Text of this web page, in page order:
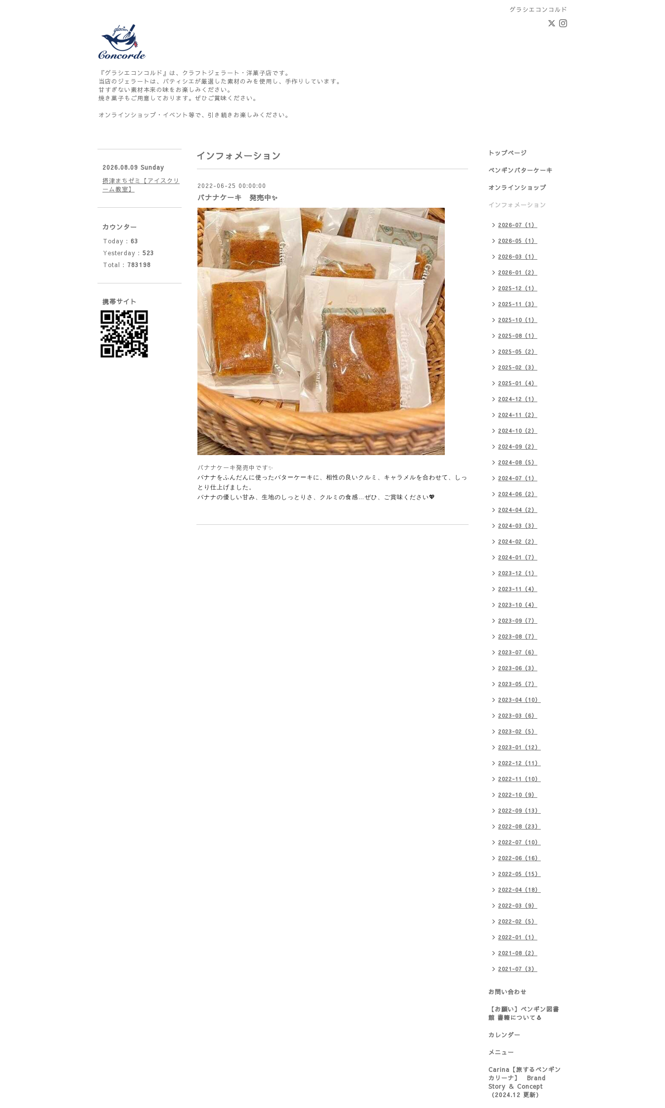
グラシエコンコルド
『グラシエコンコルド』は、クラフトジェラート・洋菓子店です。
当店のジェラートは、パティシエが厳選した素材のみを使用し、手作りしています。
甘すぎない素材本来の味をお楽しみください。
焼き菓子もご用意しております。ぜひご賞味ください。
オンラインショップ・イベント等で、引き続きお楽しみください。
インフォメーション
2022-06-25 00:00:00
バナナケーキ 発売中✨
バナナケーキ発売中です✨
バナナをふんだんに使ったバターケーキに、相性の良いクルミ、キャラメルを合わせて、しっ
とり仕上げました。
バナナの優しい甘み、生地のしっとりさ、クルミの食感…ぜひ、ご賞味ください💖
トップページ
ペンギンバターケーキ
オンラインショップ
インフォメーション
2026-07（1）
2026-05（1）
2026-03（1）
2026-01（2）
2025-12（1）
2025-11（3）
2025-10（1）
2025-08（1）
2025-05（2）
2025-02（3）
2025-01（4）
2024-12（1）
2024-11（2）
2024-10（2）
2024-09（2）
2024-08（5）
2024-07（1）
2024-06（2）
2024-04（2）
2024-03（3）
2024-02（2）
2024-01（7）
2023-12（1）
2023-11（4）
2023-10（4）
2023-09（7）
2023-08（7）
2023-07（6）
2023-06（3）
2023-05（7）
2023-04（10）
2023-03（6）
2023-02（5）
2023-01（12）
2022-12（11）
2022-11（10）
2022-10（9）
2022-09（13）
2022-08（23）
2022-07（10）
2022-06（16）
2022-05（15）
2022-04（18）
2022-03（9）
2022-02（5）
2022-01（1）
2021-08（2）
2021-07（3）
お問い合わせ
【お願い】ペンギン図書
館 書籍について🐧
カレンダー
メニュー
Carina【旅するペンギン
カリーナ】 Brand
Story ＆ Concept
（2024.12 更新）
2026.08.09 Sunday
摂津まちゼミ【アイスクリ
ーム教室】
カウンター
Today : 63
Yesterday : 523
Total : 783198
携帯サイト